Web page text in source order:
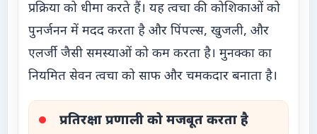
प्रक्रिया को धीमा करते हैं। यह त्वचा की कोशिकाओं को
पुनर्जनन में मदद करता है और पिंपल्स, खुजली, और
एलर्जी जैसी समस्याओं को कम करता है। मुनक्का का
नियमित सेवन त्वचा को साफ और चमकदार बनाता है।
प्रतिरक्षा प्रणाली को मजबूत करता है